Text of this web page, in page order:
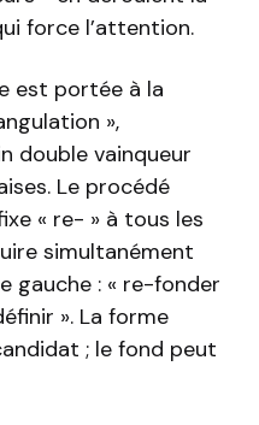
force l’attention.
est portée à la
»,
double vainqueur
Le procédé
« re- » à tous les
simultanément
gauche : « re-fonder
». La forme
; le fond peut